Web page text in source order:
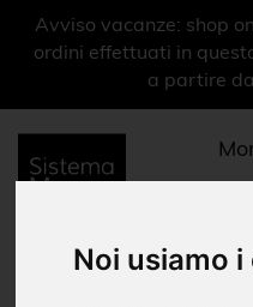
Noi usiamo
Avviso vacanze: shop
ordini effettuati in
a partire
Libri